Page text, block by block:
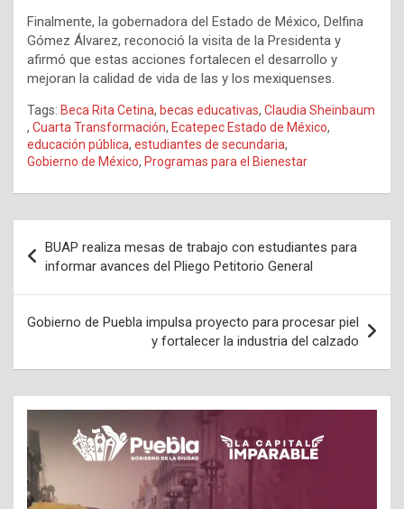
Finalmente, la gobernadora del Estado de México, Delfina
Gómez Álvarez, reconoció la visita de la Presidenta y
afirmó que estas acciones fortalecen el desarrollo y
mejoran la calidad de vida de las y los mexiquenses.
Tags: Beca Rita Cetina, becas educativas, Claudia Sheinbaum
, Cuarta Transformación, Ecatepec Estado de México,
educación pública, estudiantes de secundaria,
Gobierno de México, Programas para el Bienestar
de
entradas
BUAP realiza mesas de trabajo con estudiantes para
informar avances del Pliego Petitorio General
Gobierno de Puebla impulsa proyecto para procesar piel
y fortalecer la industria del calzado